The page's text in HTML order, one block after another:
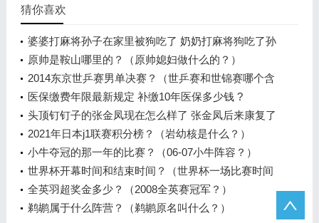
猜你喜欢
婆婆打麻将孙子在家里被狗吃了 奶奶打麻将狗吃了孙
子是真事吗？
原帅是鞍山哪里的？（原帅媳妇做什么的？）
2014东京世乒赛男单决赛？（世乒赛和世锦赛哪个含
金量高？）
医保缴费年限最新规定 补缴10年医保多少钱 ?
头顶钉钉子的张金凤现在怎么样了 张金凤后来康复了
吗？
2021年日本j1联赛积分榜？（岩幼核是什么？）
小牛夺冠的那一年的比赛？（06-07小牛阵容？）
世界杯开幕时间和结束时间？（世界杯一场比赛时间
是多少分钟？）
全英羽超奖金多少？（2008全英赛冠军？）
鹈鹕属于什么阵营？（鹈鹕原名叫什么？）